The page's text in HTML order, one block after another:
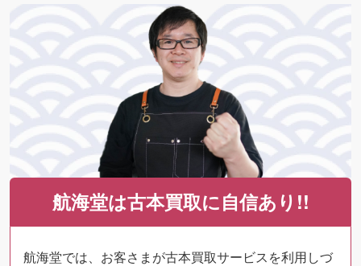
航海堂は古本買取に自信あり!!
航海堂では、お客さまが古本買取サービスを利用しづ